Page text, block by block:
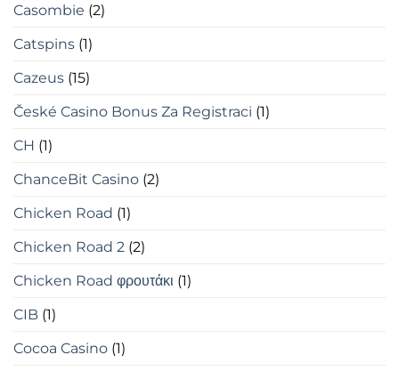
Casombie (2)
Catspins (1)
Cazeus (15)
České Casino Bonus Za Registraci (1)
CH (1)
ChanceBit Casino (2)
Chicken Road (1)
Chicken Road 2 (2)
Chicken Road φρουτάκι (1)
CIB (1)
Cocoa Casino (1)